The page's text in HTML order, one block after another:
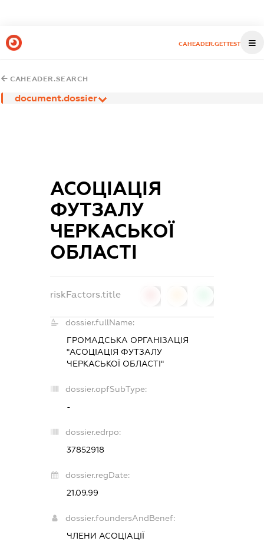
CAHEADER.GETTEST
CAHEADER.SEARCH
document.dossier
АСОЦІАЦІЯ
ФУТЗАЛУ
ЧЕРКАСЬКОЇ
ОБЛАСТІ
riskFactors.title
dossier.fullName:
ГРОМАДСЬКА ОРГАНІЗАЦІЯ
"АСОЦІАЦІЯ ФУТЗАЛУ
ЧЕРКАСЬКОЇ ОБЛАСТІ"
dossier.opfSubType:
-
dossier.edrpo:
37852918
dossier.regDate:
21.09.99
dossier.foundersAndBenef:
ЧЛЕНИ АСОЦІАЦІЇ